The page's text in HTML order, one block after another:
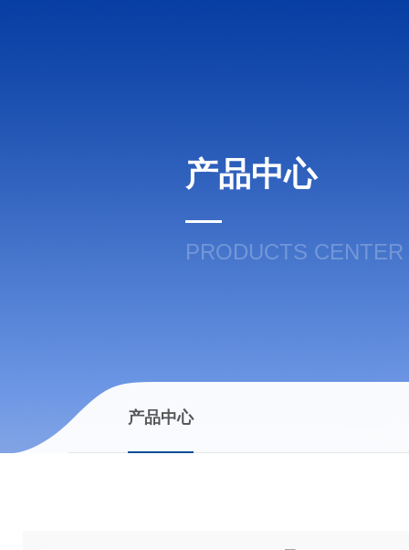
产品中心
PRODUCTS CENTER
产品中心